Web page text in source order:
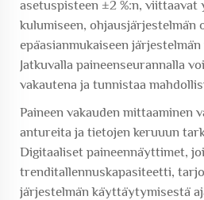
asetuspisteen ±2 %:n, viittaavat
kulumiseen, ohjausjärjestelmän
epäasianmukaiseen
Jatkuvalla paineenseurannalla
vakautena ja tunnistaa
Paineen vakauden mittaaminen
antureita ja tietojen keruuun
Digitaaliset paineennäyttimet,
trenditallennuskapasiteetti,
järjestelmän käyttäytymisestä